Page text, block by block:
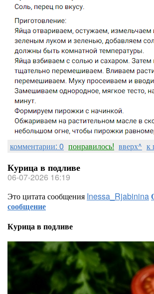
комментарии: 0 понравилось! вверх^ к
Курица в подливе
06-07-2026 16:19
Это цитата сообщения Inessa_Rjabinina
сообщение
Курица в подливе